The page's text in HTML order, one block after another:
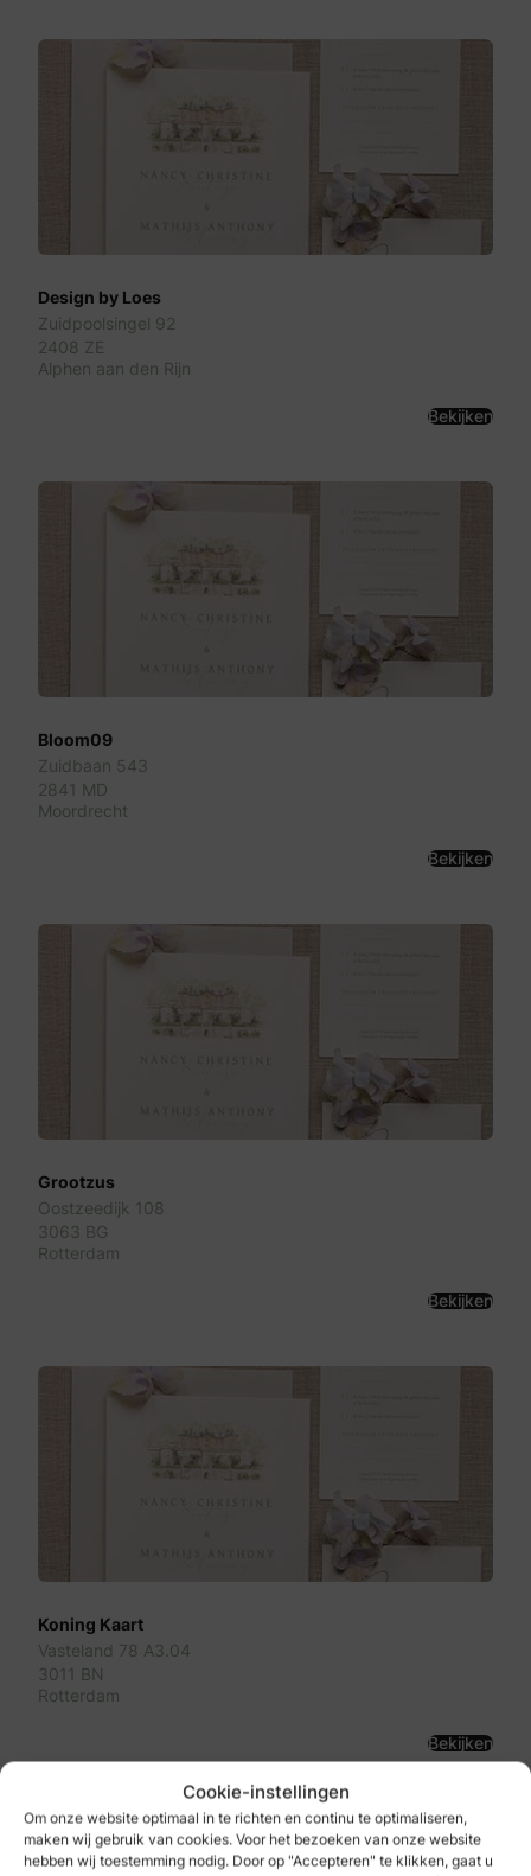
Cookie-instellingen
Om onze website optimaal in te richten en continu te optimaliseren,
maken wij gebruik van cookies. Voor het bezoeken van onze website
hebben wij toestemming nodig. Door op "Accepteren" te klikken, gaat u
Design by Loes
Zuidpoolsingel 92
2408 ZE
Alphen aan den Rijn
Bekijken
Bloom09
Zuidbaan 543
2841 MD
Moordrecht
Bekijken
Grootzus
Oostzeedijk 108
3063 BG
Rotterdam
Bekijken
Koning Kaart
Vasteland 78 A3.04
3011 BN
Rotterdam
Bekijken